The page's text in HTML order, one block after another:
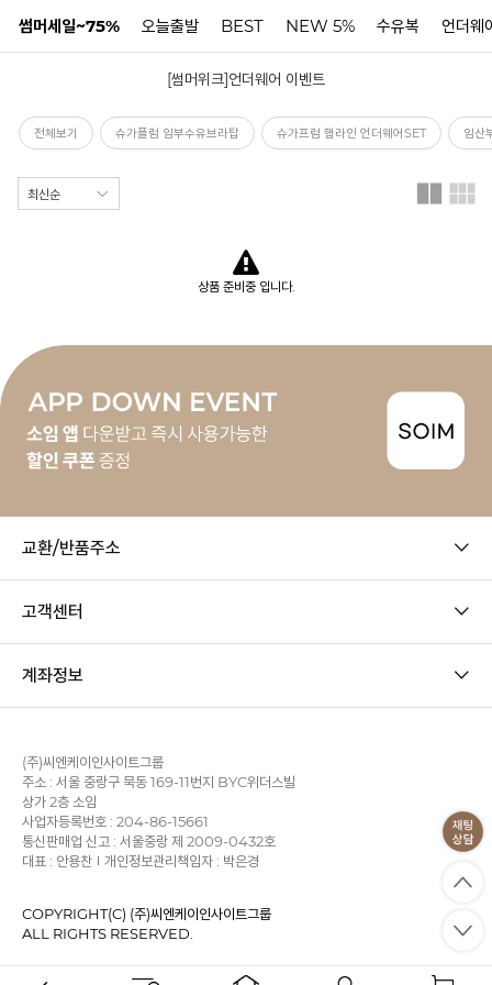
썸머세일~75% 오늘출발 BEST NEW 5% 수유복 언더웨
[썸머위크]언더웨어 이벤트
전체보기 슈가플럼 임부수유브라탑 슈가프럼 햄라인 언더웨어SET 임산
상품 준비중 입니다.
교환/반품주소
고객센터
계좌정보
(주)씨엔케이인사이트그룹
주소 : 서울 중랑구 묵동 169-11번지 BYC위더스빌
상가 2층 소임
사업자등록번호 : 204-86-15661
통신판매업 신고 : 서울중랑 제 2009-0432호
대표 : 안용찬
개인정보관리책임자 : 박은경
COPYRIGHT(C) (주)씨엔케이인사이트그룹
ALL RIGHTS RESERVED.